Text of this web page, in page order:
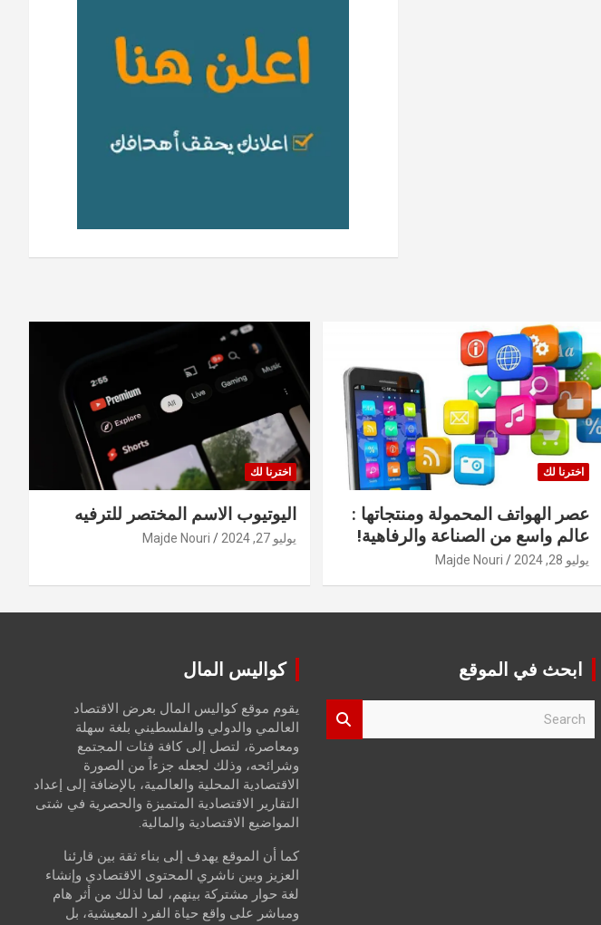
اخترنا لك
عصر الهواتف المحمولة ومنتجاتها :
عالم واسع من الصناعة والرفاهية!
يوليو 28, 2024 Majde Nouri
اخترنا لك
اليوتيوب الاسم المختصر للترفيه
يوليو 27, 2024 Majde Nouri
ابحث في الموقع كواليس المال
يقوم موقع كواليس المال بعرض الاقتصاد
العالمي والدولي والفلسطيني بلغة سهلة
ومعاصرة، لتصل إلى كافة فئات المجتمع
وشرائحه، وذلك لجعله جزءاً من الصورة
الاقتصادية المحلية والعالمية، بالإضافة إلى إعداد
التقارير الاقتصادية المتميزة والحصرية في شتى
المواضيع الاقتصادية والمالية.
كما أن الموقع يهدف إلى بناء ثقة بين قارئنا
العزيز وبين ناشري المحتوى الاقتصادي وإنشاء
لغة حوار مشتركة بينهم، لما لذلك من أثر هام
ومباشر على واقع حياة الفرد المعيشية، بل